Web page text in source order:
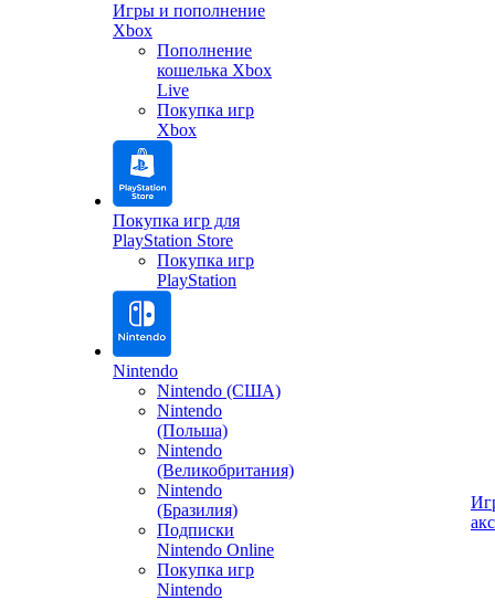
Игры и пополнение
Xbox
Пополнение
кошелька Xbox
Live
Покупка игр
Xbox
Покупка игр для
PlayStation Store
Покупка игр
PlayStation
Nintendo
Nintendo (США)
Nintendo
(Польша)
Nintendo
(Великобритания)
Nintendo
(Бразилия)
Подписки
Nintendo Online
Покупка игр
Nintendo